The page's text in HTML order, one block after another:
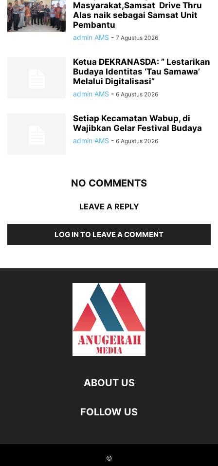
Masyarakat,Samsat Drive Thru
Alas naik sebagai Samsat Unit
Pembantu
admin AMS - 7 Agustus 2026
Ketua DEKRANASDA: ” Lestarikan
Budaya Identitas ‘Tau Samawa’
Melalui Digitalisasi”
admin AMS - 6 Agustus 2026
Setiap Kecamatan Wabup, di
Wajibkan Gelar Festival Budaya
admin AMS - 6 Agustus 2026
NO COMMENTS
LEAVE A REPLY
LOG IN TO LEAVE A COMMENT
ABOUT US
FOLLOW US
©